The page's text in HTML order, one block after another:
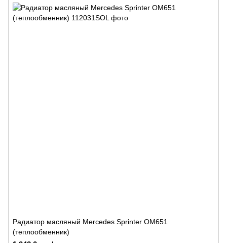
Радиатор масляный Mercedes Sprinter OM651
(теплообменник)